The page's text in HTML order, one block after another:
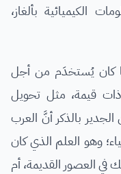
الكيميائية بألغاز،
كان يُستخدَم من أجل
قيمة، مثل تحويل
بالذكر أنَّ العرب
وهو العلم الذي كان
في العصور القديمة، أم